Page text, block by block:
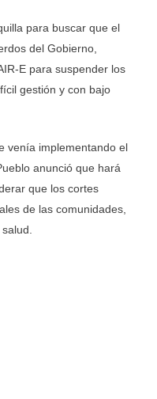
para buscar que el
del Gobierno,
E para suspender los
gestión y con bajo
venía implementando el
anunció que hará
que los cortes
de las comunidades,